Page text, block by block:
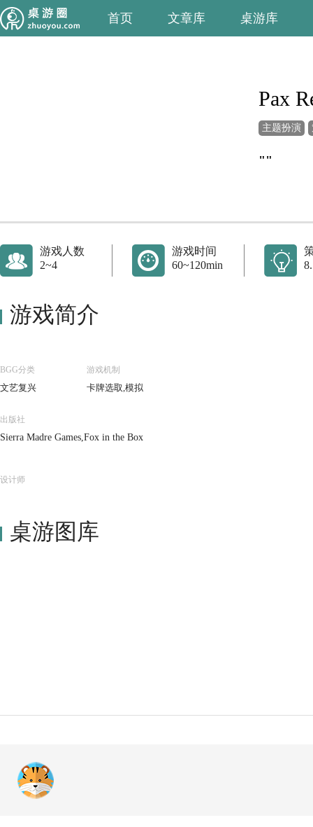
首页 文章库 桌游库
Pax
主题扮演
""
游戏人数
2~4
游戏时间
60~120min
游戏简介
BGG分类
文艺复兴
游戏机制
卡牌选取,模拟
出版社
Sierra Madre Games,Fox in the Box
设计师
桌游图库